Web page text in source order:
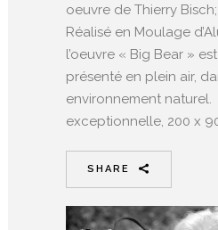
oeuvre de Thierry
Réalisé en Moulage
l’oeuvre « Big Bear »
présenté en plein air,
environnement
exceptionnelle, 200 x
SHARE